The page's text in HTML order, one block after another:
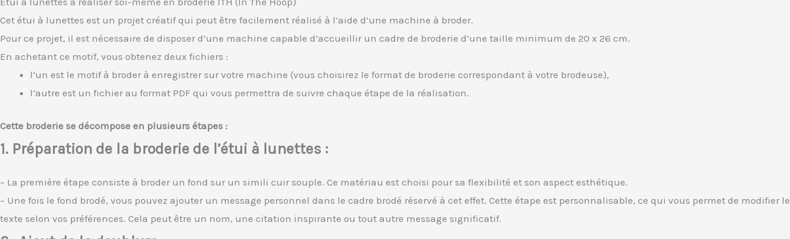
Cet étui à lunettes est un projet créatif qui peut être facilement réalisé à l’aide d’une machine à broder.
Pour ce projet, il est nécessaire de disposer d’une machine capable d’accueillir un cadre de broderie d’une taille minimum de 20 x 26 cm.
En achetant ce motif, vous obtenez deux fichiers :
l’un est le motif à broder à enregistrer sur votre machine (vous choisirez le format de broderie correspondant à votre brodeuse),
l’autre est un fichier au format PDF qui vous permettra de suivre chaque étape de la réalisation.
Cette broderie se décompose en plusieurs étapes :
1. Préparation de la broderie de l’étui à lunettes :
– La première étape consiste à broder un fond sur un simili cuir souple. Ce matériau est choisi pour sa flexibilité et son aspect esthétique.
– Une fois le fond brodé, vous pouvez ajouter un message personnel dans le cadre brodé réservé à cet effet. Cette étape est personnalisable, ce qui vous permet de modifier le
texte selon vos préférences. Cela peut être un nom, une citation inspirante ou tout autre message significatif.